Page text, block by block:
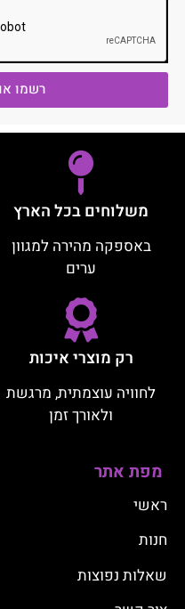
רשמו
משלוחים בכל הארץ
באספקה מהירה למגוון
ערים
רק מוצרי איכות
לחוויה עוצמתית, מרגשת
ולאורך זמן
מפת אתר
ראשי
חנות
שאלות נפוצות